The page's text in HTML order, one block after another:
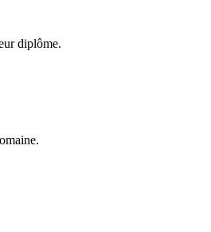
diplôme.